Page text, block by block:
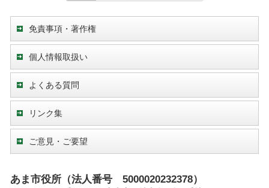
免責事項・著作権
個人情報取扱い
よくある質問
リンク集
ご意見・ご要望
あま市役所（法人番号 5000020232378）